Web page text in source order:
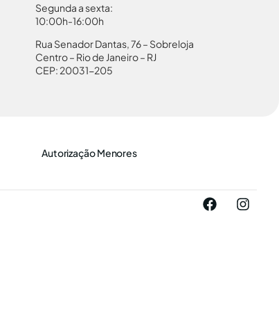
Segunda a sexta:
10:00h-16:00h
Rua Senador Dantas, 76 – Sobreloja
Centro – Rio de Janeiro – RJ
CEP: 20031-205
Autorização Menores